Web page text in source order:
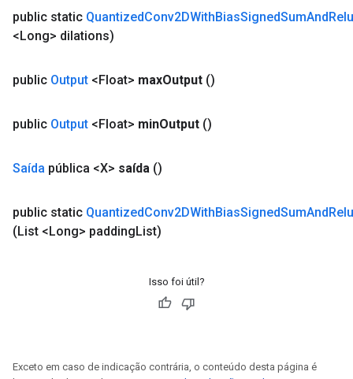
public static QuantizedConv2DWithBiasSignedSumAndRelu
<Long> dilations)
public Output <Float> maxOutput ()
public Output <Float> minOutput ()
Saída pública <X> saída ()
public static QuantizedConv2DWithBiasSignedSumAndRelu
(List <Long> paddingList)
Isso foi útil?
Exceto em caso de indicação contrária, o conteúdo desta página é